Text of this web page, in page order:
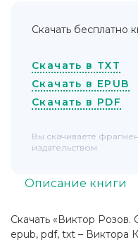
Скачать «Виктор Розов.
epub, pdf, txt – Виктора
Описание книги
Скачать бесплатно
Скачать в TXT
Скачать в EPUB
Скачать в PDF
Вы скачиваете
издательством